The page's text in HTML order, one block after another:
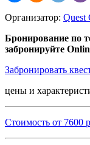
Организатор: Quest
Бронирование по
забронируйте
Забронировать
цены и
Стоимость от 7600